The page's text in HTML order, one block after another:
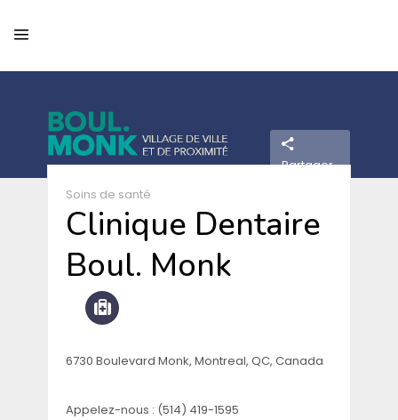
Partager
Soins de santé
Clinique Dentaire
Boul. Monk
6730 Boulevard Monk, Montreal, QC, Canada
Appelez-nous : (514) 419-1595